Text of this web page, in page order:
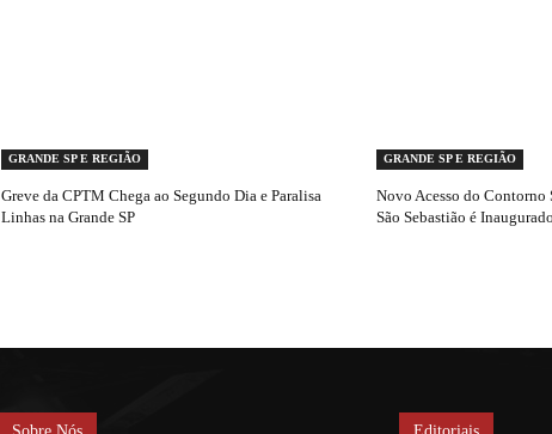
GRANDE SP E REGIÃO
Greve da CPTM Chega ao Segundo Dia e Paralisa
Linhas na Grande SP
GRANDE SP E REGIÃO
Novo Acesso do Contorno
São Sebastião é Inaugurado